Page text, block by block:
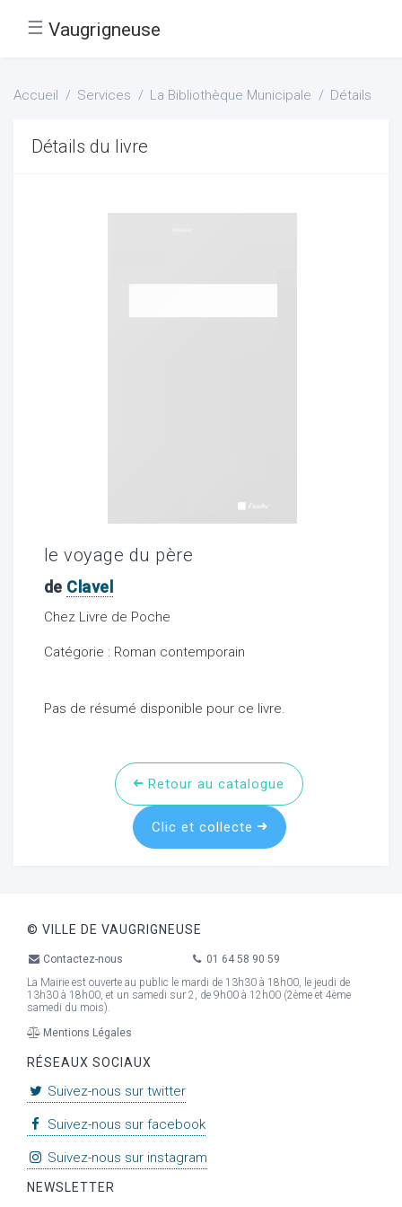
☰ Vaugrigneuse
Accueil Services La Bibliothèque Municipale Détails
Détails du livre
le voyage du père
de Clavel
Chez Livre de Poche
Catégorie : Roman contemporain
Pas de résumé disponible pour ce livre.
Retour au catalogue
Clic et collecte
© VILLE DE VAUGRIGNEUSE
Contactez-nous
01 64 58 90 59
La Mairie est ouverte au public le mardi de 13h30 à 18h00, le jeudi de
13h30 à 18h00, et un samedi sur 2, de 9h00 à 12h00 (2ème et 4ème
samedi du mois).
Mentions Légales
RÉSEAUX SOCIAUX
Suivez-nous sur twitter
Suivez-nous sur facebook
Suivez-nous sur instagram
NEWSLETTER